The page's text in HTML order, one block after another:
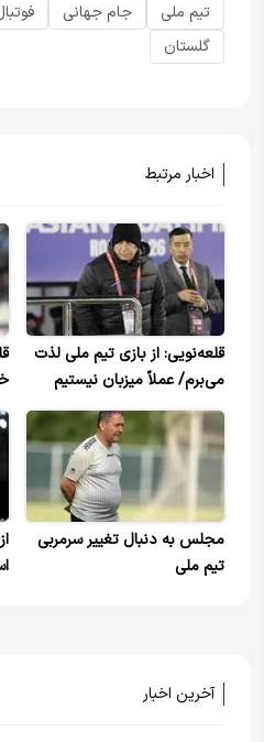
تیم ملی جام جهانی
گلستان
اخبار مرتبط
قلعه‌نویی: از بازی تیم ملی لذت
می‌برم/ عملاً میزبان نیستیم
مجلس به دنبال تغییر سرمربی
تیم ملی
آخرین اخبار